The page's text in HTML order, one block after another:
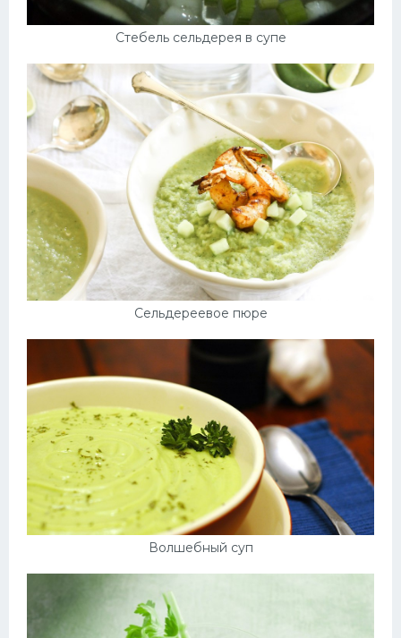
Стебель сельдерея в супе
Сельдереевое пюре
Волшебный суп